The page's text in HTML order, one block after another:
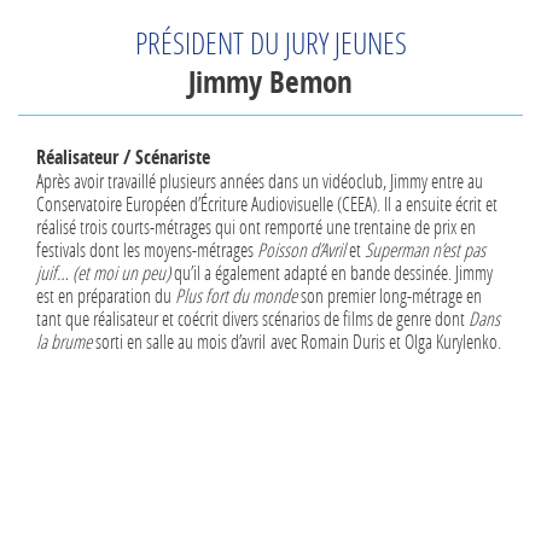
PRÉSIDENT DU JURY JEUNES
Jimmy Bemon
Réalisateur / Scénariste
Après avoir travaillé plusieurs années dans un vidéoclub, Jimmy entre au
Conservatoire Européen d’Écriture Audiovisuelle (CEEA). Il a ensuite écrit et
réalisé trois courts-métrages qui ont remporté une trentaine de prix en
festivals dont les moyens-métragesPoisson d’Avrilet Superman n’est pas
juif… (et moi un peu)qu’il a également adapté en bande dessinée. Jimmy
est en préparation du Plus fort du mondeson premier long-métrage en
tant que réalisateur et coécrit divers scénarios de films de genre dontDans
la brumesorti en salle au mois d’avril avec Romain Duris et Olga Kurylenko.